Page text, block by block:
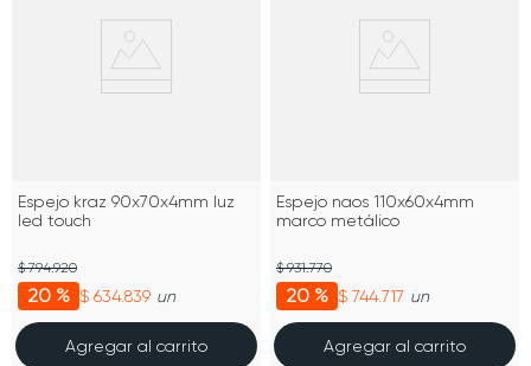
Espejo kraz 90x70x4mm luz
led touch
20 % $ 634.839
$ 794.920
un
Agregar al carrito
Espejo naos 110x60x4mm
marco metálico
20 % $ 744.717
$ 931.770
un
Agregar al carrito